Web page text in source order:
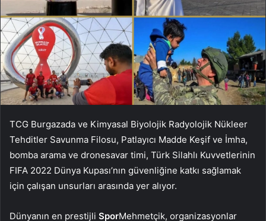
TCG Burgazada ve Kimyasal Biyolojik Radyolojik Nükleer
Tehditler Savunma Filosu, Patlayıcı Madde Keşif ve İmha,
bomba arama ve dronesavar timi, Türk Silahlı Kuvvetlerinin
FIFA 2022 Dünya Kupası’nın güvenliğine katkı sağlamak
için çalışan unsurları arasında yer alıyor.
Dünyanın en prestijli SporMehmetçik, organizasyonlar